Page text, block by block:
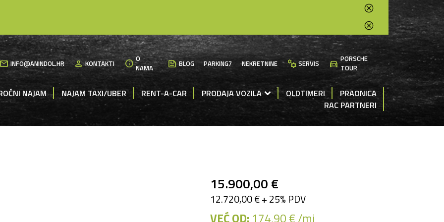
INFO@ANINDOL.HR personKONTAKTI info O
NAMA
NewsBLOG PARKING7 NEKRETNINE manufacturing SERVIS directions_car PORSCHE
TOUR
NAJAM NAJAM TAXI/UBER RENT-A-CAR PRODAJA VOZILA OLDTIMERI
PRAONICA
RAC PARTNERI
15.900,00 €
12.720,00 € + 25% PDV
VEĆ OD: 174,90 € /mj